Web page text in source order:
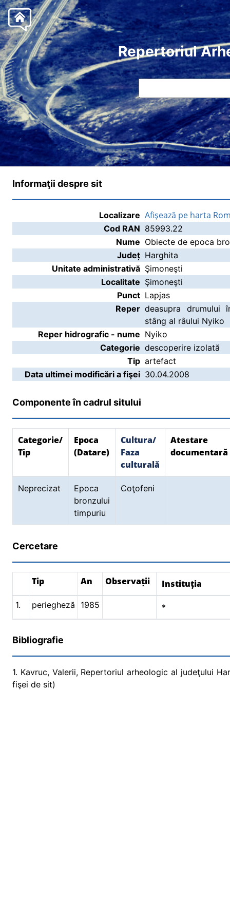
Repertoriul
Informaţii despre sit
Localizare Afişează pe harta
Cod RAN 85993.22
Nume Obiecte de epoca
Județ Harghita
Unitate administrativă Şimoneşti
Localitate Şimoneşti
Punct Lapjas
Reper deasupra drumului
stâng al râului Nyiko
Reper hidrografic - nume Nyiko
Categorie descoperire izolată
Tip artefact
Data ultimei modificări a fişei 30.04.2008
Componente în cadrul sitului
Categorie/
Tip
Epoca
(Datare)
Cultura/
Faza
culturală
Atestare
documentară
Neprecizat
Epoca
bronzului
timpuriu
Coţofeni
Cercetare
Tip An Observații Instituția
1. periegheză 1985 *
Bibliografie
1. Kavruc, Valerii, Repertoriul arheologic al judeţului
fişei de sit)